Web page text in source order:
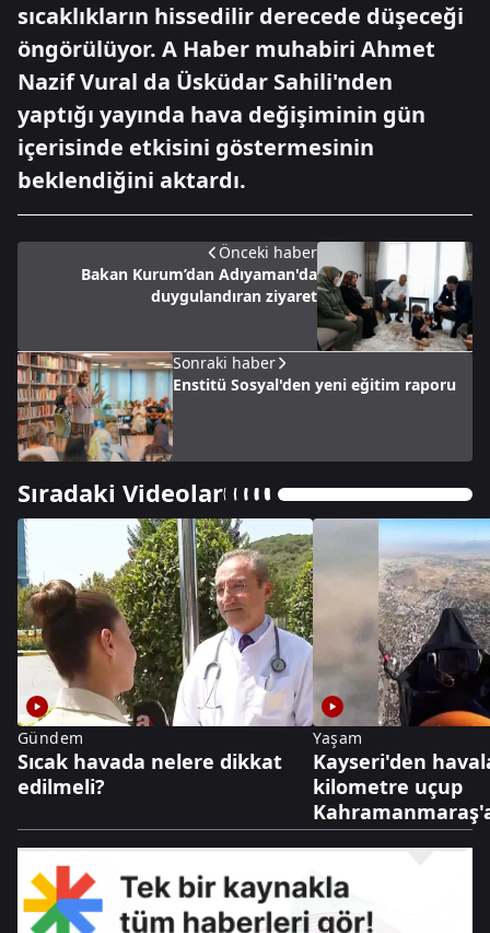
sıcaklıkların hissedilir derecede düşeceği
öngörülüyor. A Haber muhabiri Ahmet
Nazif Vural da Üsküdar Sahili'nden
yaptığı yayında hava değişiminin gün
içerisinde etkisini göstermesinin
beklendiğini aktardı.
Önceki haber
Bakan Kurum’dan Adıyaman'da
duygulandıran ziyaret
Sonraki haber
Enstitü Sosyal'den yeni eğitim raporu
Sıradaki Videolar
Gündem
Sıcak havada nelere dikkat
edilmeli?
Yaşam
Kayseri'den
kilometre uçup